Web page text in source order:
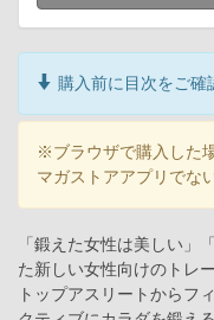
購入前に目次をご確
※ブラウザで購入した
マガストアアプリでな
「鍛えた女性は美しい」
た新しい女性向けのトレ
トップアスリートからフ